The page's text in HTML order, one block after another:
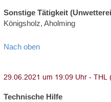
Sonstige Tätigkeit
Königsholz, Aholming
Nach oben
Technische Hilfe